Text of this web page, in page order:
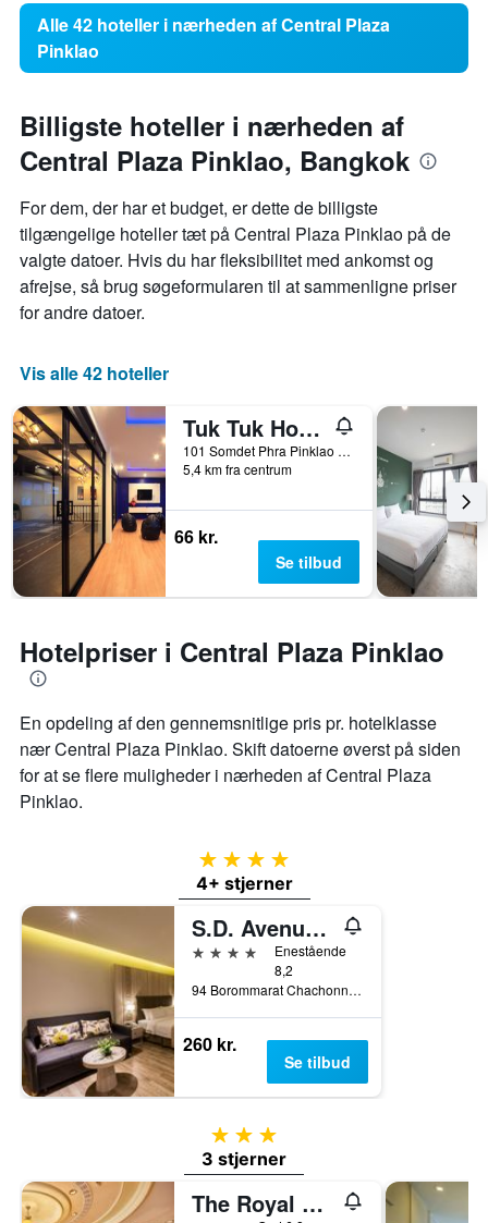
Alle 42 hoteller i nærheden af Central Plaza
Pinklao
Billigste hoteller i nærheden af
Central Plaza Pinklao, Bangkok
For dem, der har et budget, er dette de billigste
tilgængelige hoteller tæt på Central Plaza Pinklao på de
valgte datoer. Hvis du har fleksibilitet med ankomst og
afrejse, så brug søgeformularen til at sammenligne priser
for andre datoer.
Vis alle 42 hoteller
Tuk Tuk Hostel
101 Somdet Phra Pinklao Road, Bangkok, Thailand
5,4 km fra centrum
66 kr.
Se tilbud
Hotelpriser i Central Plaza Pinklao
En opdeling af den gennemsnitlige pris pr. hotelklasse
nær Central Plaza Pinklao. Skift datoerne øverst på siden
for at se flere muligheder i nærheden af ​​Central Plaza
Pinklao.
4 stjerner
4+ stjerner
S.D. Avenue Hotel
4 stjerner
Enestående
8,2
94 Borommarat Chachonnani Road, Bangkok, Thailand
260 kr.
Se tilbud
3 stjerner
3 stjerner
The Royal City Hotel